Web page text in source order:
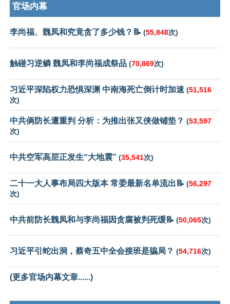
官场内幕
李尚福、魏凤和究竟贪了多少钱？📝 (55,848次)
触碰习逆鳞 魏凤和李尚福成祭品 (70,869次)
习近平深陷权力恐惧深渊 中南海死亡倒计时加速 (51,516
次)
中共俩防长遭重判 分析：为推出张又侠做铺垫？ (53,597
次)
中共空军高层正发生“大地震” (35,541次)
二十一大人事布局四大版本 常委最新名单流出📝 (56,297
次)
中共前防长魏凤和与李尚福因贪腐被判死缓📝 (50,065次)
习近平引蛇出洞，蔡奇五中全会接班是骗局？ (54,716次)
(更多官场内幕文章......)